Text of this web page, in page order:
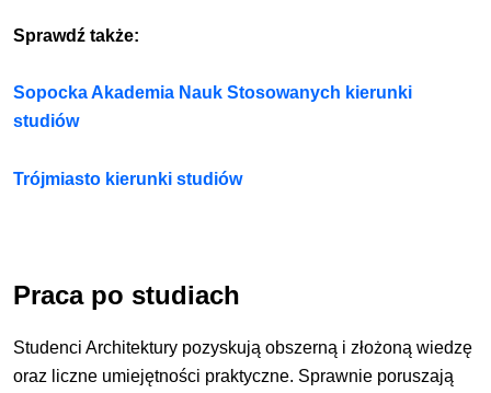
Sprawdź także:
Sopocka Akademia Nauk Stosowanych kierunki
studiów
Trójmiasto kierunki studiów
Praca po studiach
Studenci Architektury pozyskują obszerną i złożoną wiedzę
oraz liczne umiejętności praktyczne. Sprawnie poruszają